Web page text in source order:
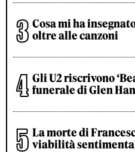
Cosa mi ha
oltre alle canzoni
Gli U2 riscrivono
funerale di Glen
La morte di
viabilità